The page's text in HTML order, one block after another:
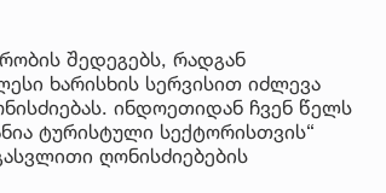
შედეგებს, რადგან
ხარისხის სერვისით იძლევა
ინდოეთიდან ჩვენ წელს
ტურისტული სექტორისთვის“
ღონისძიებების